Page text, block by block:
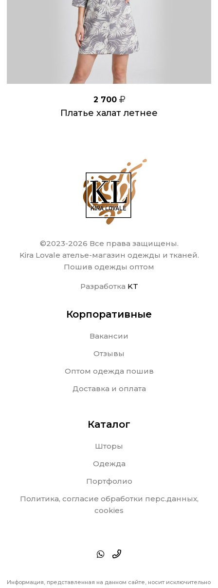
2 700
Платье халат летнее
©2023-2026 Все права защищены.
Kira Lovale ателье-магазин одежды и тканей.
Пошив одежды оптом
Разработка KT
Корпоративные
Вакансии
Отзывы
Оптом одежда пошив
Доставка и оплата
Каталог
Шторы
Одежда
Портфолио
Политика, согласие обработки перс.данных,
cookies
Информация, представленная на данном сайте, носит исключительно